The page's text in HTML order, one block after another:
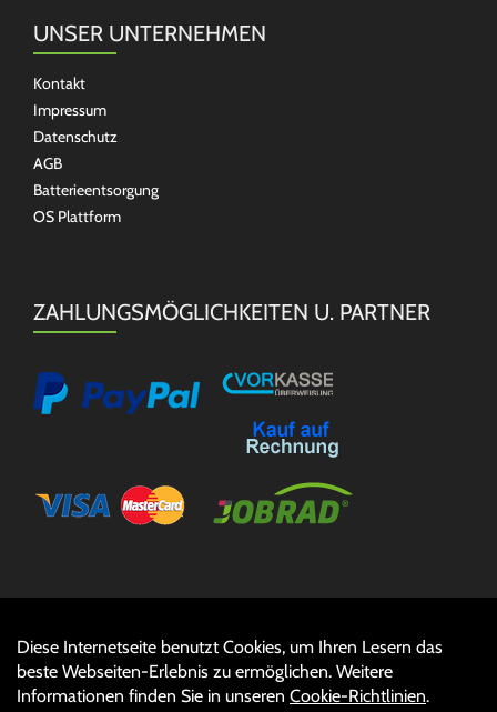
UNSER UNTERNEHMEN
Kontakt
Impressum
Datenschutz
AGB
Batterieentsorgung
OS Plattform
ZAHLUNGSMÖGLICHKEITEN U. PARTNER
Diese Internetseite benutzt Cookies, um Ihren Lesern das
beste Webseiten-Erlebnis zu ermöglichen. Weitere
Informationen finden Sie in unseren Cookie-Richtlinien.
Auftrag widerrufen